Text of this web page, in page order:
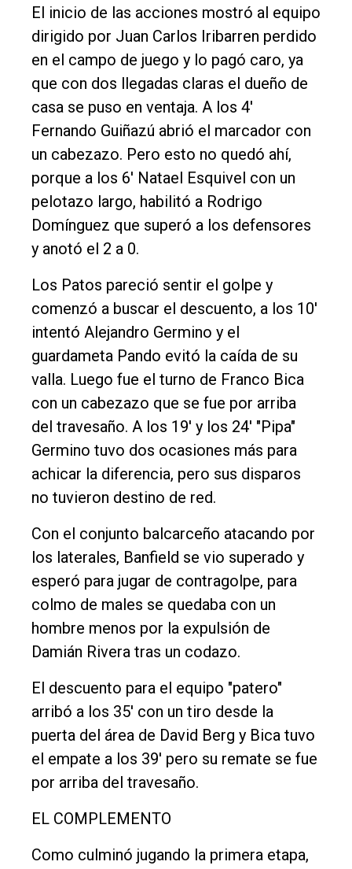
Edición
Empresa
Nosotros
Contacto
El inicio de las acciones mostró al equipo
dirigido por Juan Carlos Iribarren perdido
en el campo de juego y lo pagó caro, ya
que con dos llegadas claras el dueño de
casa se puso en ventaja. A los 4'
Fernando Guiñazú abrió el marcador con
un cabezazo. Pero esto no quedó ahí,
porque a los 6' Natael Esquivel con un
pelotazo largo, habilitó a Rodrigo
Domínguez que superó a los defensores
y anotó el 2 a 0.
Los Patos pareció sentir el golpe y
comenzó a buscar el descuento, a los 10'
intentó Alejandro Germino y el
guardameta Pando evitó la caída de su
valla. Luego fue el turno de Franco Bica
con un cabezazo que se fue por arriba
del travesaño. A los 19' y los 24' "Pipa"
Germino tuvo dos ocasiones más para
achicar la diferencia, pero sus disparos
no tuvieron destino de red.
Con el conjunto balcarceño atacando por
los laterales, Banfield se vio superado y
esperó para jugar de contragolpe, para
colmo de males se quedaba con un
hombre menos por la expulsión de
Damián Rivera tras un codazo.
El descuento para el equipo "patero"
arribó a los 35' con un tiro desde la
puerta del área de David Berg y Bica tuvo
el empate a los 39' pero su remate se fue
por arriba del travesaño.
EL COMPLEMENTO
Como culminó jugando la primera etapa,